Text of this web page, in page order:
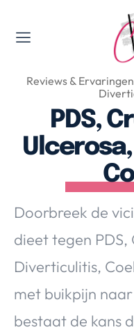
Valerie's Topics
Lifestyle,
Over Valerie
Reviews & Ervaringen
PDS,
Doorbreek de
dieet tegen PDS,
Diverticulitis,
met buikpijn
bestaat de kans